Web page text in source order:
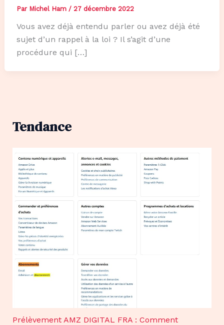
Par Michel Ham / 27 décembre 2022
Vous avez déjà entendu parler ou avez déjà été
sujet d’un rappel à la loi ? Il s’agit d’une
procédure qui […]
Tendance
Prélèvement AMZ DIGITAL FRA : Comment